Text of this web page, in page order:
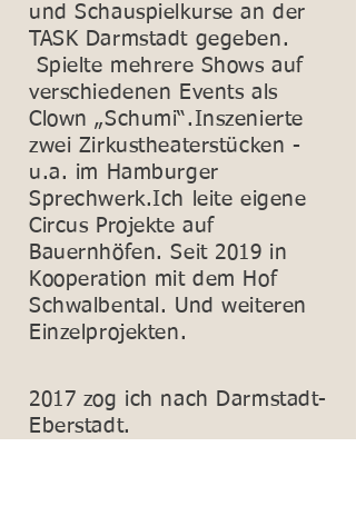
und Schauspielkurse an der
TASK Darmstadt gegeben.
Spielte mehrere Shows auf
verschiedenen Events als
Clown „Schumi“.Inszenierte
zwei Zirkustheaterstücken -
u.a. im Hamburger
Sprechwerk.Ich leite eigene
Circus Projekte auf
Bauernhöfen. Seit 2019 in
Kooperation mit dem Hof
Schwalbental. Und weiteren
Einzelprojekten.
2017 zog ich nach Darmstadt-
Eberstadt.